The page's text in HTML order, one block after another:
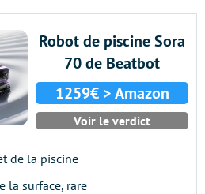
Robot de piscine Sora
70 de Beatbot
1259€ > Amazon
Voir le verdict
de la piscine
la surface, rare